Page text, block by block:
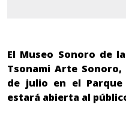
El Museo Sonoro de
Tsonami Arte
de julio en el
estará abierta al